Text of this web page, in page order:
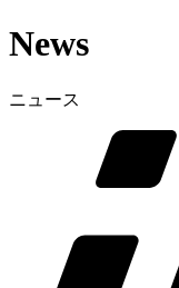
News
ニュース